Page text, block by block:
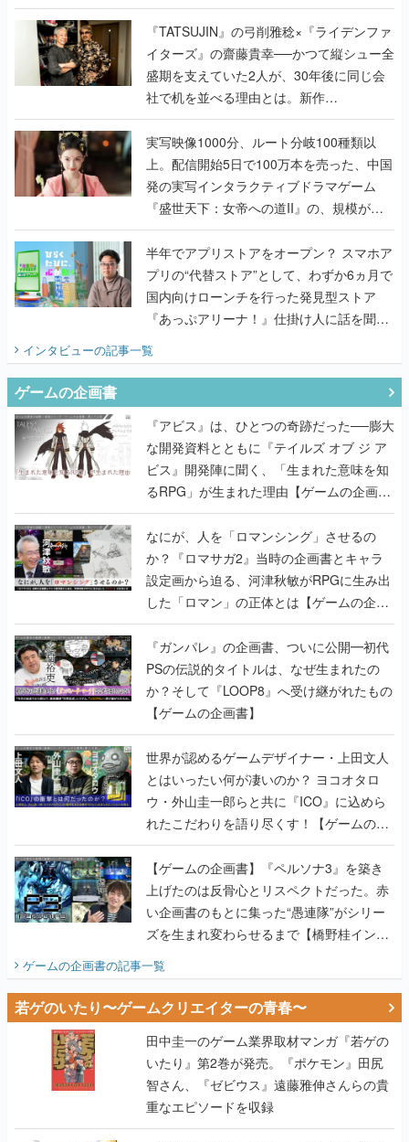
で作り込まれた理由を両ディレクターに聞
く
『TATSUJIN』の弓削雅稔×『ライデンファ
イターズ』の齋藤貴幸──かつて縦シュー全
盛期を支えていた2人が、30年後に同じ会
社で机を並べる理由とは。新作
『TATSUJIN EXTREME』で初タッグを組
んだレジェンド2人に訊く開発秘話
実写映像1000分、ルート分岐100種類以
上。配信開始5日で100万本を売った、中国
発の実写インタラクティブドラマゲーム
『盛世天下：女帝への道II』の、規模が違
うこだわりをプロデューサーに聞いた
半年でアプリストアをオープン？ スマホア
プリの“代替ストア”として、わずか6ヵ月で
国内向けローンチを行った発見型ストア
『あっぷアリーナ！』仕掛け人に話を聞い
インタビューの記事一覧
ゲームの企画書
『アビス』は、ひとつの奇跡だった──膨大
な開発資料とともに『テイルズ オブ ジ ア
ビス』開発陣に聞く、「生まれた意味を知
るRPG」が生まれた理由【ゲームの企画
書】
なにが、人を「ロマンシング」させるの
か？『ロマサガ2』当時の企画書とキャラ
設定画から迫る、河津秋敏がRPGに生み出
した「ロマン」の正体とは【ゲームの企画
書】
『ガンパレ』の企画書、ついに公開━初代
PSの伝説的タイトルは、なぜ生まれたの
か？そして『LOOP8』へ受け継がれたもの
【ゲームの企画書】
世界が認めるゲームデザイナー・上田文人
とはいったい何が凄いのか？ ヨコオタロ
ウ・外山圭一郎らと共に『ICO』に込めら
れたこだわりを語り尽くす！【ゲームの企
画書】
【ゲームの企画書】『ペルソナ3』を築き
上げたのは反骨心とリスペクトだった。赤
い企画書のもとに集った“愚連隊”がシリー
ズを生まれ変わらせるまで【橋野桂インタ
ゲームの企画書の記事一覧
若ゲのいたり〜ゲームクリエイターの青春〜
田中圭一のゲーム業界取材マンガ『若ゲの
いたり』第2巻が発売。『ポケモン』田尻
智さん、『ゼビウス』遠藤雅伸さんらの貴
重なエピソードを収録